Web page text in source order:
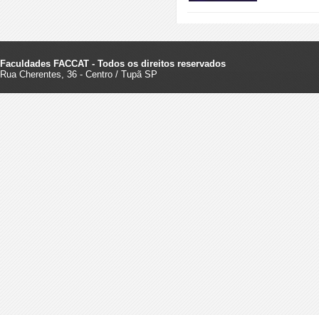
Faculdades FACCAT - Todos os direitos reservados
Rua Cherentes, 36 - Centro / Tupã SP